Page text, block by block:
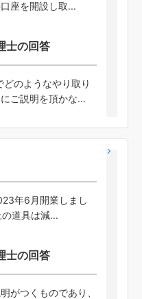
座を開設し取...
士の回答
のようなやり取り
ご説明を頂かな...
年6月開業しまし
道具は減...
士の回答
がつくものであり、